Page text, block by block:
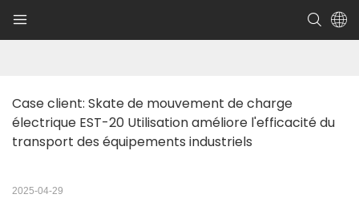
Case client: Skate de mouvement de charge
électrique EST-20 Utilisation améliore l'efficacité du
transport des équipements industriels
2025-04-29